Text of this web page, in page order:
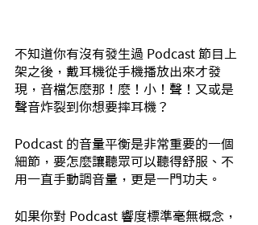
不知道你有沒有發生過 Podcast 節目上
架之後，戴耳機從手機播放出來才發
現，音檔怎麼那！麼！小！聲！又或是
聲音炸裂到你想要摔耳機？
Podcast 的音量平衡是非常重要的一個
細節，要怎麼讓聽眾可以聽得舒服、不
用一直手動調音量，更是一門功夫。
如果你對 Podcast 響度標準毫無概念，